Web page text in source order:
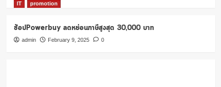
IT
promotion
ช้อปPowerbuy ลดหย่อนภาษีสูงสุด 30,000 บาท
admin February 9, 2025 0